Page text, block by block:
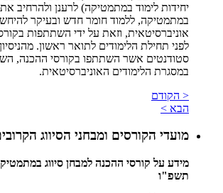
יחידות לימוד במתמטיקה) לרענן ולהרחיב
במתמטיקה, ללמוד חומר חדש ובעיקר
אוניברסיטאית, וזאת על ידי השתתפות
לפני תחילת הלימודים לתואר ראשון.
סטודנטים אשר השתתפו בקורסי ההכנה,
במסגרת הלימודים האוניברסיטאית.
< הקודם
הבא >
מועדי הקורסים ומבחני הסיווג
מידע על קורסי ההכנה למבחן סיווג
תשפ"ו